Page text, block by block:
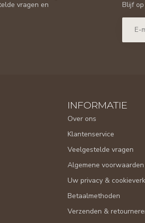
vragen en
Blijf
INFORMATIE
Over ons
Klantenservice
Veelgestelde vragen
Algemene voorwaarden
Uw privacy &
Betaalmethoden
Verzenden &